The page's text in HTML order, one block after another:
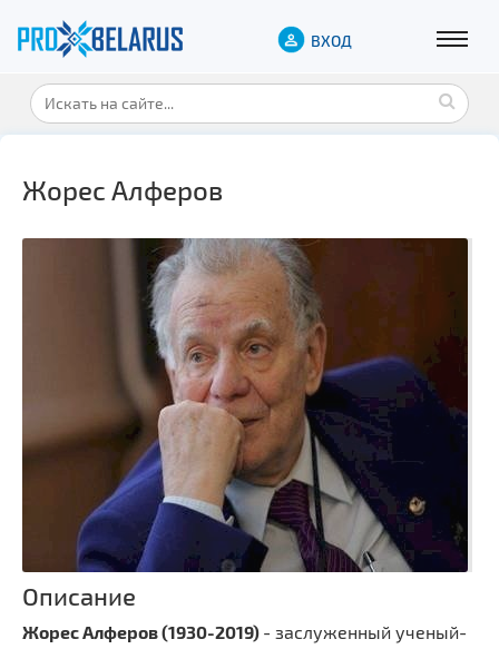
ВХОД
Жорес Алферов
Описание
Жорес Алферов (1930-2019) - заслуженный ученый-